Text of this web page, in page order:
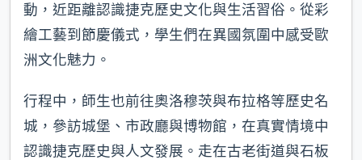
動，近距離認識捷克歷史文化與生活習俗。從彩
繪工藝到節慶儀式，學生們在異國氛圍中感受歐
洲文化魅力。
行程中，師生也前往奧洛穆茨與布拉格等歷史名
城，參訪城堡、市政廳與博物館，在真實情境中
認識捷克歷史與人文發展。走在古老街道與石板